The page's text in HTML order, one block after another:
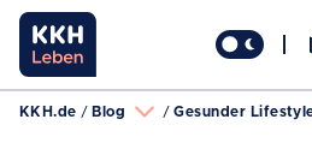
KKH.de Blog Gesunder